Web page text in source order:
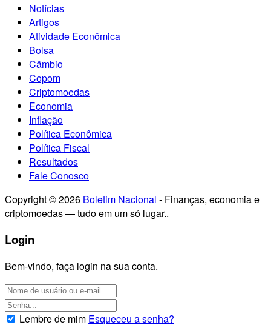
Notícias
Artigos
Atividade Econômica
Bolsa
Câmbio
Copom
Criptomoedas
Economia
Inflação
Política Econômica
Política Fiscal
Resultados
Fale Conosco
Copyright © 2026 Boletim Nacional - Finanças, economia e
criptomoedas — tudo em um só lugar..
Login
Bem-vindo, faça login na sua conta.
Lembre de mim Esqueceu a senha?